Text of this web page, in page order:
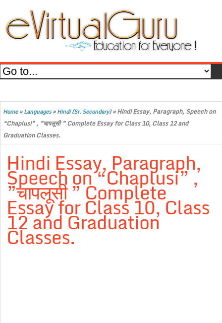
Home»Languages»Hindi (Sr. Secondary)»Hindi Essay, Paragraph, Speech on
“Chaplusi” , ”चापलूसी ” Complete Essay for Class 10, Class 12 and
Graduation Classes.
Hindi Essay, Paragraph,
Speech on “Chaplusi” ,
”चापलूसी ” Complete
Essay for Class 10, Class
12 and Graduation
Classes.